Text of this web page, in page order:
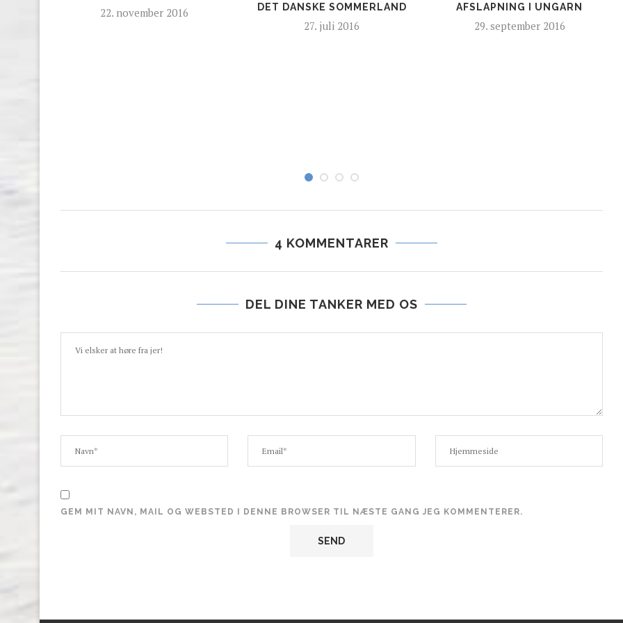
22. november 2016
DET DANSKE SOMMERLAND
27. juli 2016
AFSLAPNING I UNGARN
29. september 2016
4 KOMMENTARER
DEL DINE TANKER MED OS
GEM MIT NAVN, MAIL OG WEBSTED I DENNE BROWSER TIL NÆSTE GANG JEG KOMMENTERER.